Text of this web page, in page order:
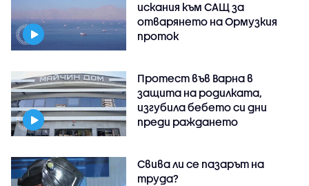
искания към САЩ за
отварянето на Ормузкия
проток
Протест във Варна в
защита на родилката,
изгубила бебето си дни
преди раждането
Свива ли се пазарът на
труда?